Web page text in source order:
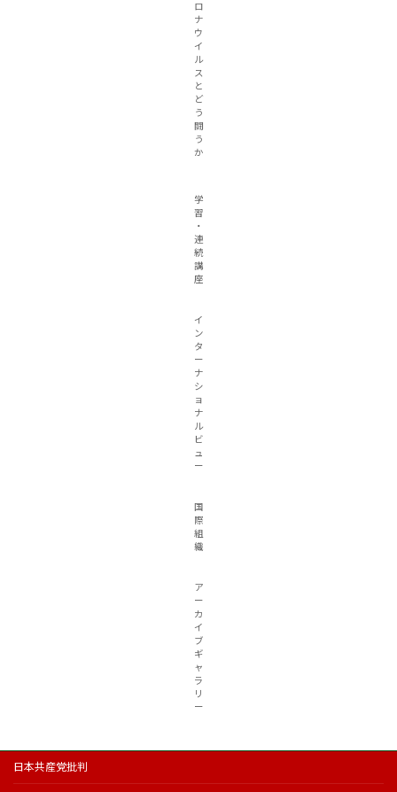
ロ
ナ
ウ
イ
ル
ス
と
ど
う
闘
う
か
学
習
・
連
続
講
座
イ
ン
タ
ー
ナ
シ
ョ
ナ
ル
ビ
ュ
ー
国
際
組
織
ア
ー
カ
イ
ブ
ギ
ャ
ラ
リ
ー
日本共産党批判